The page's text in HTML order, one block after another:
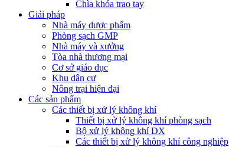
Chìa khóa trao tay
Giải pháp
Nhà máy dược phẩm
Phòng sạch GMP
Nhà máy và xưởng
Tòa nhà thương mại
Cơ sở giáo dục
Khu dân cư
Nông trại hiện đại
Các sản phẩm
Các thiết bị xử lý không khí
Thiết bị xử lý không khí phòng sạch
Bộ xử lý không khí DX
Các thiết bị xử lý không khí công nghiệp